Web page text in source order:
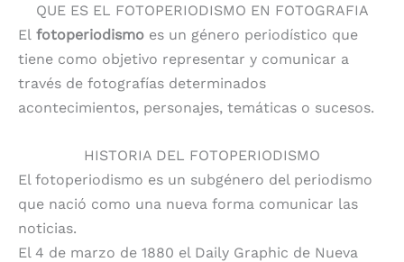
QUE ES EL FOTOPERIODISMO EN FOTOGRAFIA
El fotoperiodismo es un género periodístico que
tiene como objetivo representar y comunicar a
través de fotografías determinados
acontecimientos, personajes, temáticas o sucesos.
HISTORIA DEL FOTOPERIODISMO
El fotoperiodismo es un subgénero del periodismo
que nació como una nueva forma comunicar las
noticias.
El 4 de marzo de 1880 el Daily Graphic de Nueva